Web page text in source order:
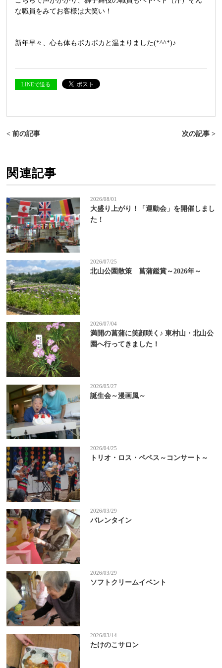
な職員をみてお客様は大笑い！
新年早々、心も体もポカポカと温まりました(*^^*)♪
LINEで送る
< 前の記事 次の記事 >
関連記事
2026/08/01
大盛り上がり！「運動会」を開催しまし
た！
2026/07/25
北山公園散策 菖蒲鑑賞～2026年～
2026/07/04
満開の菖蒲に笑顔咲く♪ 東村山・北山公
園へ行ってきました！
2026/05/27
誕生会～漫画風～
2026/04/25
トリオ・ロス・ペペス～コンサート～
2026/03/29
バレンタイン
2026/03/29
ソフトクリームイベント
2026/03/14
たけのこサロン